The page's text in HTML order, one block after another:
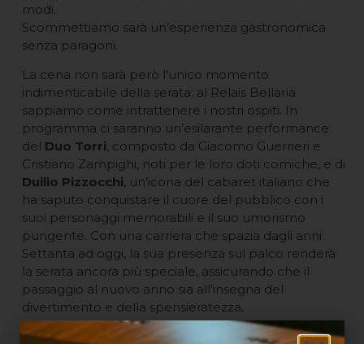
modi.
Scommettiamo sarà un’esperienza gastronomica
senza paragoni.
La cena non sarà però l’unico momento
indimenticabile della serata: al Relais Bellaria
sappiamo come intrattenere i nostri ospiti. In
programma ci saranno un’esilarante performance
del Duo Torri, composto da Giacomo Guerrieri e
Cristiano Zampighi, noti per le loro doti comiche, e di
Duilio Pizzocchi, un’icona del cabaret italiano che
ha saputo conquistare il cuore del pubblico con i
suoi personaggi memorabili e il suo umorismo
pungente. Con una carriera che spazia dagli anni
Settanta ad oggi, la sua presenza sul palco renderà
la serata ancora più speciale, assicurando che il
passaggio al nuovo anno sia all’insegna del
divertimento e della spensieratezza.
Non dimentichiamo infine il
DJ set curato da Ricky